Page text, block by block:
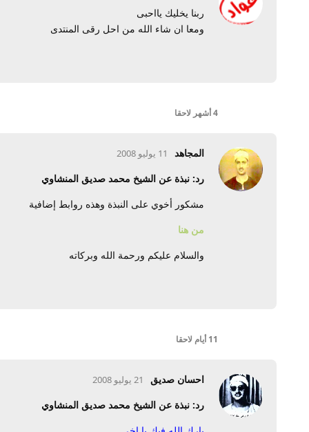
ربنا يخليك يااحبى
ومعا ان شاء الله من احل رقى المنتدى
4 أشهر لاحقا
المجاهد 11 يوليو 2008
رد: نبذة عن الشيخ محمد صديق المنشاوي
مشكور أخوي على النبذة وهذه روابط إضافية
من هنا
والسلام عليكم ورحمة الله وبركاته
11 أيام لاحقا
احسان صديق 21 يوليو 2008
رد: نبذة عن الشيخ محمد صديق المنشاوي